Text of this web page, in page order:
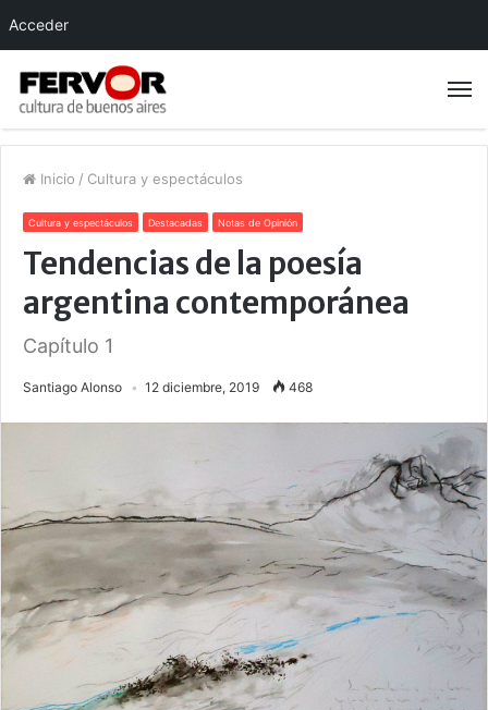
Inicio / Cultura y espectáculos
Cultura y espectáculos Destacadas Notas de Opinión
Tendencias de la poesía
argentina contemporánea
Capítulo 1
Santiago Alonso 12 diciembre, 2019 468
Acceder